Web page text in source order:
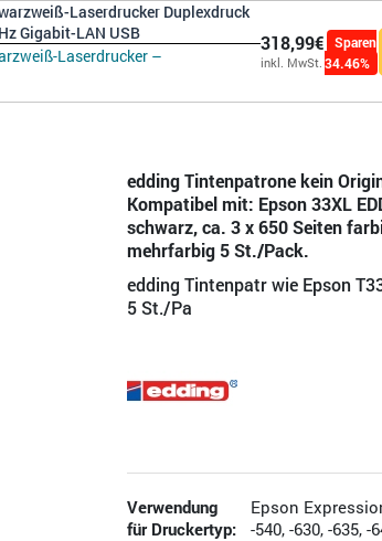
Laserdrucker Duplexdruck
Gigabit-LAN USB
Laserdrucker –
318,99€
inkl. MwSt.
Sparen
34.46%
edding Tintenpatrone kein
Kompatibel mit: Epson 33XL
schwarz, ca. 3 x 650 Seiten
mehrfarbig 5 St./Pack.
edding Tintenpatr wie Epson
5 St./Pa
Verwendung
für Druckertyp:
Epson
-540, -630, -635, -